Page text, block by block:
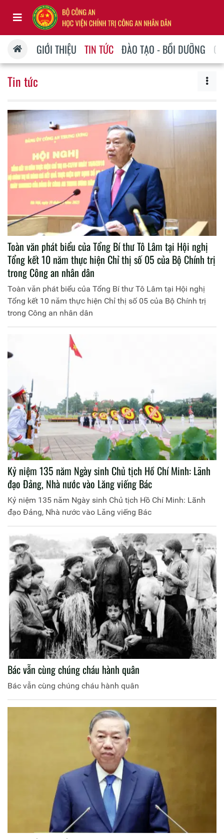
GIỚI THIỆU TIN TỨC ĐÀO TẠO - BỒI DƯỠNG
Tin tức
Toàn văn phát biểu của Tổng Bí thư Tô Lâm tại Hội nghị
Tổng kết 10 năm thực hiện Chỉ thị số 05 của Bộ Chính trị
trong Công an nhân dân
Toàn văn phát biểu của Tổng Bí thư Tô Lâm tại Hội nghị
Tổng kết 10 năm thực hiện Chỉ thị số 05 của Bộ Chính trị
trong Công an nhân dân
Kỷ niệm 135 năm Ngày sinh Chủ tịch Hồ Chí Minh: Lãnh
đạo Đảng, Nhà nước vào Lăng viếng Bác
Kỷ niệm 135 năm Ngày sinh Chủ tịch Hồ Chí Minh: Lãnh
đạo Đảng, Nhà nước vào Lăng viếng Bác
Bác vẫn cùng chúng cháu hành quân
Bác vẫn cùng chúng cháu hành quân